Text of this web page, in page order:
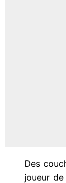
Des
joueur